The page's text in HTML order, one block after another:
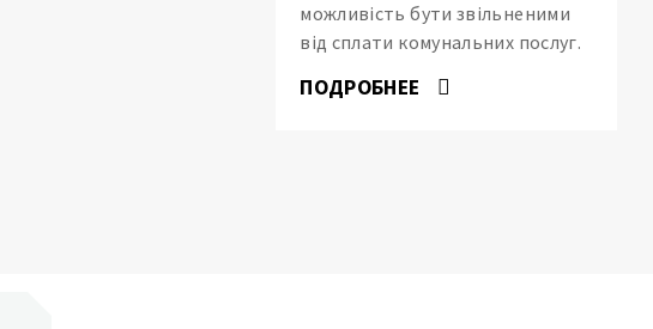
можливість бути звільненими
від сплати комунальних послуг.
ПОДРОБНЕЕ